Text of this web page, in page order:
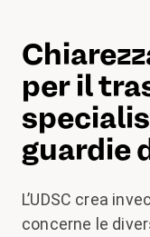
per il
guardie
L’UDSC crea
concerne le